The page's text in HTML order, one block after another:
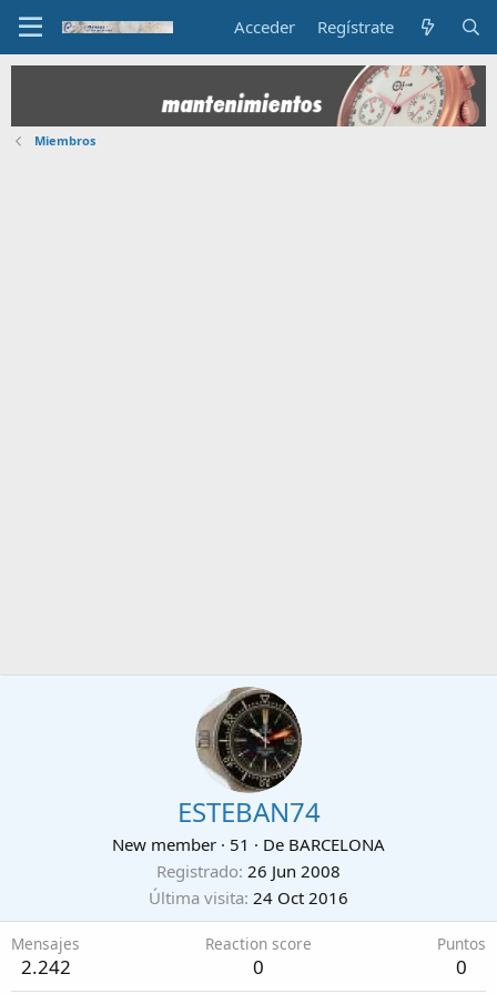
Acceder Regístrate
Miembros
ESTEBAN74
New member · 51 · De BARCELONA
Registrado 26 Jun 2008
Última visita 24 Oct 2016
Mensajes
2.242
Reaction score
0
Puntos
0